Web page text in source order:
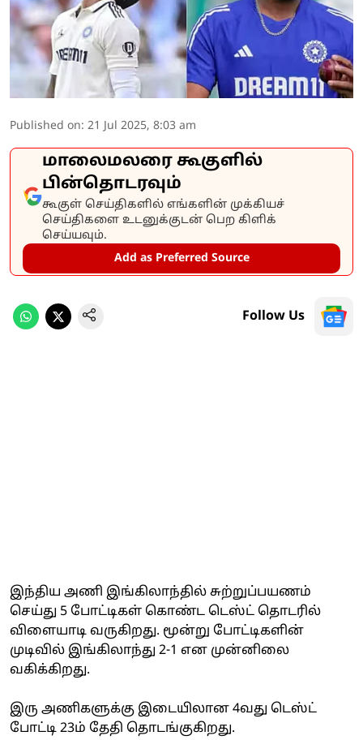
Published on: 21 Jul 2025, 8:03 am
மாலைமலரை கூகுளில்
பின்தொடரவும்
கூகுள் செய்திகளில் எங்களின் முக்கியச்
செய்திகளை உடனுக்குடன் பெற கிளிக்
செய்யவும்.
Add as Preferred Source
Follow Us
இந்திய அணி இங்கிலாந்தில் சுற்றுப்பயணம்
செய்து 5 போட்டிகள் கொண்ட டெஸ்ட் தொடரில்
விளையாடி வருகிறது. மூன்று போட்டிகளின்
முடிவில் இங்கிலாந்து 2-1 என முன்னிலை
வகிக்கிறது.
இரு அணிகளுக்கு இடையிலான 4வது டெஸ்ட்
போட்டி 23ம் தேதி தொடங்குகிறது.